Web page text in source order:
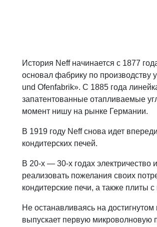
Зеркальные
консоли
Шкафы
Полки
прихожей
История Neff начинается с 1877
основал фабрику по производству
und Ofenfabrik». С 1885 года
запатентованные отапливаемые
момент нишу на рынке Германии.
В 1919 году Neff снова идет
кондитерских печей.
В 20-х — 30-х годах электричество
реализовать пожелания своих
кондитерские печи, а также плиты
Не останавливаясь на
выпускает первую микроволновую